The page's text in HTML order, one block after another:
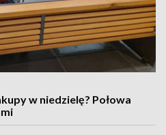
w niedzielę? Połowa